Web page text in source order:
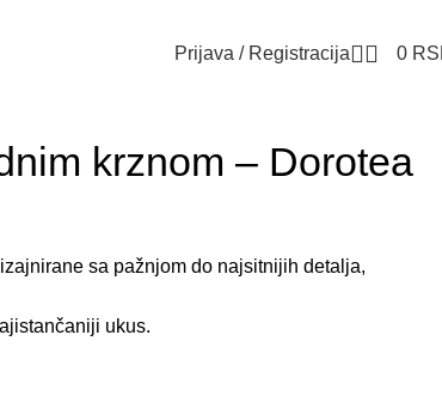
Prijava / Registracija 0
krznom – Dorotea
sa pažnjom do najsitnijih detalja,
ukus.